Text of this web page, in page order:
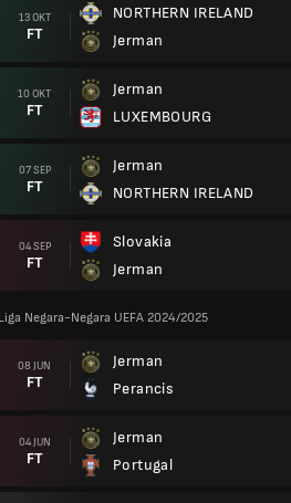
13 OKT
FT
NORTHERN IRELAND
Jerman
10 OKT
FT
Jerman
LUXEMBOURG
07 SEP
FT
Jerman
NORTHERN IRELAND
04 SEP
FT
Slovakia
Jerman
Liga Negara-Negara UEFA 2024/2025
08 JUN
FT
Jerman
Perancis
04 JUN
FT
Jerman
Portugal